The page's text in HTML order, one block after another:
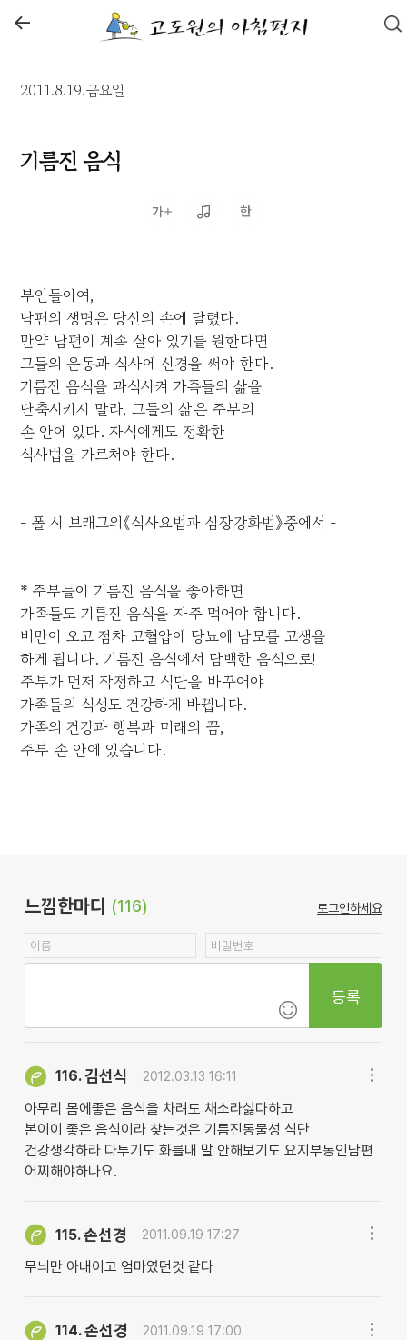
←
2011.8.19.금요일
기름진 음식
부인들이여,
남편의 생명은 당신의 손에 달렸다.
만약 남편이 계속 살아 있기를 원한다면
그들의 운동과 식사에 신경을 써야 한다.
기름진 음식을 과식시켜 가족들의 삶을
단축시키지 말라, 그들의 삶은 주부의
손 안에 있다. 자식에게도 정확한
식사법을 가르쳐야 한다.
- 폴 시 브래그의《식사요법과 심장강화법》중에서 -
* 주부들이 기름진 음식을 좋아하면
가족들도 기름진 음식을 자주 먹어야 합니다.
비만이 오고 점차 고혈압에 당뇨에 남모를 고생을
하게 됩니다. 기름진 음식에서 담백한 음식으로!
주부가 먼저 작정하고 식단을 바꾸어야
가족들의 식성도 건강하게 바뀝니다.
가족의 건강과 행복과 미래의 꿈,
주부 손 안에 있습니다.
느낌한마디 (116) 로그인하세요
등록
116.김선식 2012.03.13 16:11
아무리 몸에좋은 음식을 차려도 채소라싫다하고
본이이 좋은 음식이라 찾는것은 기름진동물성 식단
건강생각하라 다투기도 화를내 말 안해보기도 요지부동인남편
어찌해야하나요.
115.손선경 2011.09.19 17:27
무늬만 아내이고 엄마였던것 같다
114.손선경 2011.09.19 17:00